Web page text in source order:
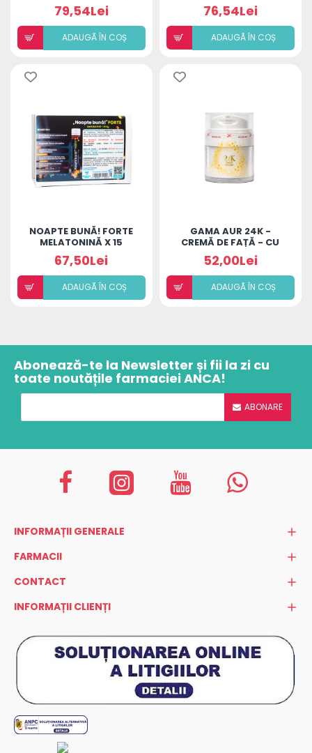
79,54Lei
ADAUGÃ ÎN COȘ
76,54Lei
ADAUGÃ ÎN COȘ
NOAPTE BUNĂ! FORTE
MELATONINĂ X 15
MONODOZE
67,50Lei
ADAUGÃ ÎN COȘ
GAMA AUR 24K -
CREMĂ DE FAȚĂ - CU
PARFUM DE IASOMIE
52,00Lei
ADAUGÃ ÎN COȘ
Abonează-te la Newsletter și fii la zi cu
toate noutățile farmaciei ANCA!
ABONARE
INFORMAȚII GENERALE
FARMACII
CONTACT
INFORMAȚII CLIENȚI